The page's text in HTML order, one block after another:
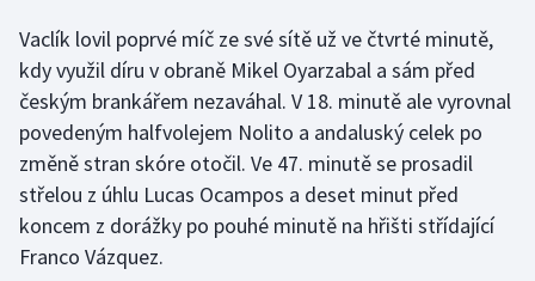
Gymnastika
Házená
Jezdectví
Krasobruslení
Vaclík lovil poprvé míč ze své sítě už ve čtvrté minutě,
kdy využil díru v obraně Mikel Oyarzabal a sám před
českým brankářem nezaváhal. V 18. minutě ale vyrovnal
povedeným halfvolejem Nolito a andaluský celek po
změně stran skóre otočil. Ve 47. minutě se prosadil
střelou z úhlu Lucas Ocampos a deset minut před
koncem z dorážky po pouhé minutě na hřišti střídající
Franco Vázquez.